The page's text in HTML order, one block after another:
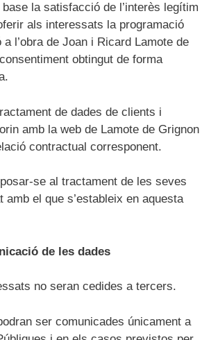
la satisfacció de l’interès legítim
als interessats la programació
l’obra de Joan i Ricard Lamote de
obtingut de forma
de dades de clients i
amb la web de Lamote de Grignon
contractual corresponent.
se al tractament de les seves
amb el que s’estableix en aquesta
de les dades
no seran cedides a tercers.
ser comunicades únicament a